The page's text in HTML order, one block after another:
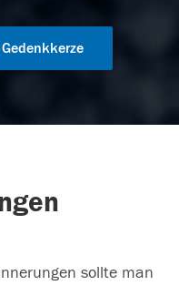
sollte man